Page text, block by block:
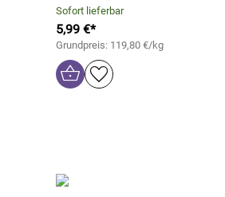
Sofort lieferbar
5,99 €*
Grundpreis: 119,80 €/kg